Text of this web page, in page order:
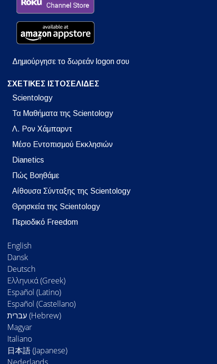
Δημιούργησε το δωρεάν logon σου
ΣΧΕΤΙΚΕΣ ΙΣΤΟΣΕΛΙΔΕΣ
Scientology
Τα Μαθήματα της Scientology
Λ. Ρον Χάμπαρντ
Μέσο Εντοπισμού Εκκλησιών
Dianetics
Πώς Βοηθάμε
Αίθουσα Σύνταξης της Scientology
Θρησκεία της Scientology
Περιοδικό Freedom
English
Dansk
Deutsch
Ελληνικά (Greek)
Español (Latino)
Español (Castellano)
Magyar
Italiano
日本語 (Japanese)